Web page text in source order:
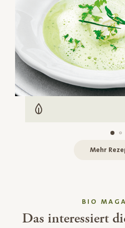
Vegetarisch
Mehr
BIO
Das interessiert